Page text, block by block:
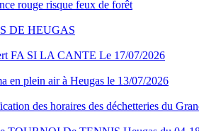
rouge risque feux de forêt
DE HEUGAS
FA SI LA CANTE Le 17/07/2026
en plein air à Heugas le 13/07/2026
des horaires des déchetteries du